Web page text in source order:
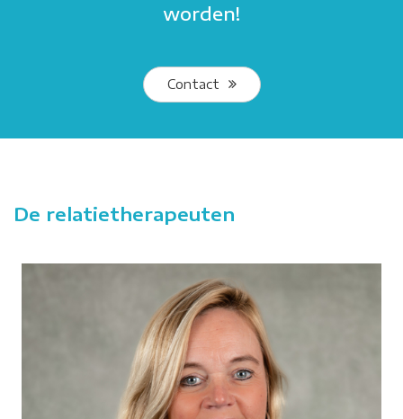
worden!
Contact
De relatietherapeuten